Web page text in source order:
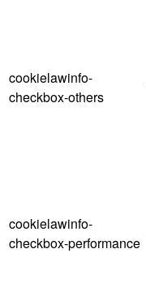
cookielawinfo-
checkbox-others
cookielawinfo-
checkbox-performance